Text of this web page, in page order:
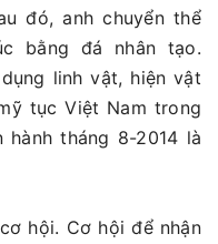
đó, anh chuyển thể
bằng đá nhân tạo.
linh vật, hiện vật
tục Việt Nam trong
tháng 8-2014 là
hội. Cơ hội để nhận